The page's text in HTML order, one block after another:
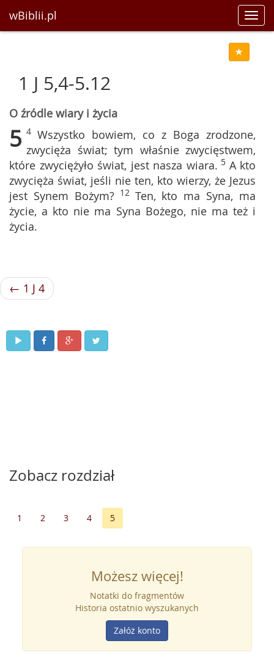
wBiblii.pl
1 J 5,4-5.12
O źródle wiary i życia
5 4Wszystko bowiem, co z Boga zrodzone,
zwycięża świat; tym właśnie zwycięstwem,
które zwyciężyło świat, jest nasza wiara. 5 A kto
zwycięża świat, jeśli nie ten, kto wierzy, że Jezus
jest Synem Bożym?12 Ten, kto ma Syna, ma
życie, a kto nie ma Syna Bożego, nie ma też i
życia.
← 1 J 4
Zobacz rozdział
1 2 3 4 5
Możesz więcej!
Notatki do fragmentów
Historia ostatnio wyszukanych
Załóż konto